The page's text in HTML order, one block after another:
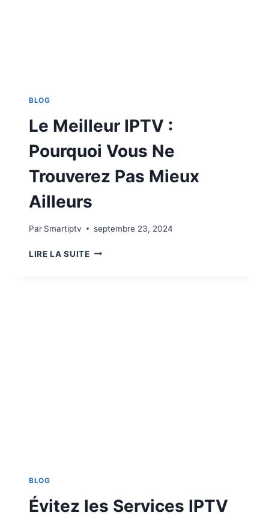
BLOG
Le Meilleur IPTV :
Pourquoi Vous Ne
Trouverez Pas Mieux
Ailleurs
Par Smartiptv septembre 23, 2024
LIRE LA SUITE
BLOG
Évitez les Services IPTV